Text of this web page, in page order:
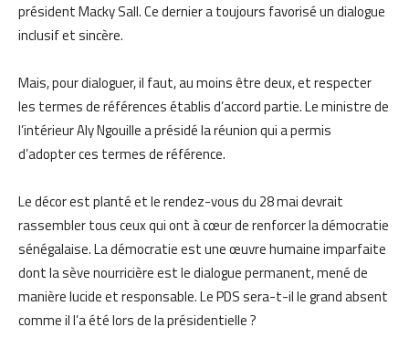
président Macky Sall. Ce dernier a toujours favorisé un dialogue
inclusif et sincère.
Mais, pour dialoguer, il faut, au moins être deux, et respecter
les termes de références établis d’accord partie. Le ministre de
l’intérieur Aly Ngouille a présidé la réunion qui a permis
d’adopter ces termes de référence.
Le décor est planté et le rendez-vous du 28 mai devrait
rassembler tous ceux qui ont à cœur de renforcer la démocratie
sénégalaise. La démocratie est une œuvre humaine imparfaite
dont la sève nourricière est le dialogue permanent, mené de
manière lucide et responsable. Le PDS sera-t-il le grand absent
comme il l’a été lors de la présidentielle ?